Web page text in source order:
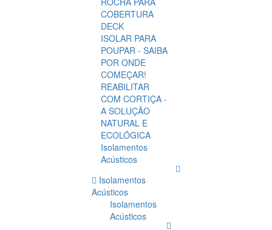
COBERTURA
DECK
ISOLAR PARA
POUPAR - SAIBA
POR ONDE
COMEÇAR!
REABILITAR
COM CORTIÇA -
A SOLUÇÃO
NATURAL E
ECOLÓGICA
Isolamentos
Acústicos
Isolamentos
Acústicos
Isolamentos
Acústicos